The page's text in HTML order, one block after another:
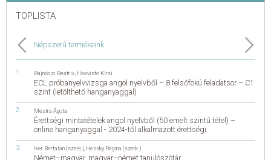
TOPLISTA
Népszerű termékeink
Bajnóczi Beatrix Haavisto Kirsi
ECL próbanyelvvizsga angol nyelvből – 8 felsőfokú feladatsor – C1
szint (letölthető hanganyaggal)
Mestra Ágota
Érettségi mintatételek angol nyelvből (50 emelt szintű tétel) –
online hanganyaggal - 2024-től alkalmazott érettségi
Iker Bertalan (szerk.) Hessky Regina (szerk.)
Német–magyar, magyar–német tanulószótár